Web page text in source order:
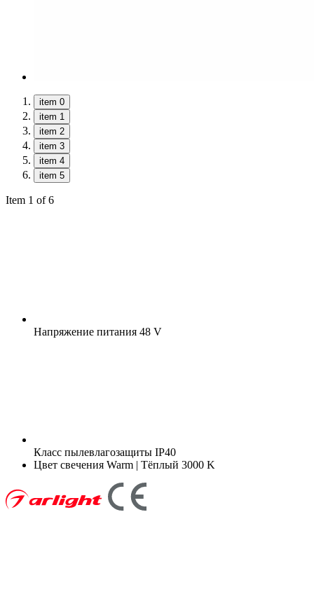
item 0
item 1
item 2
item 3
item 4
item 5
Item 1 of 6
Напряжение питания 48 V
Класс пылевлагозащиты IP40
Цвет свечения Warm | Тёплый 3000 K